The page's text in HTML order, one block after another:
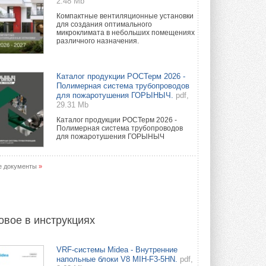
Компактные вентиляционные установки
для создания оптимального
микроклимата в небольших помещениях
различного назначения.
Каталог продукции РОСТерм 2026 -
Полимерная система трубопроводов
для пожаротушения ГОРЫНЫЧ.
pdf,
29.31 Mb
Каталог продукции РОСТерм 2026 -
Полимерная система трубопроводов
для пожаротушения ГОРЫНЫЧ
документы »
в инструкциях
VRF-системы Midea - Внутренние
напольные блоки V8 MIH-F3-5HN. pdf,